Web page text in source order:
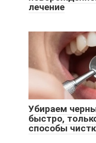
лечение
Убираем
быстро,
способы